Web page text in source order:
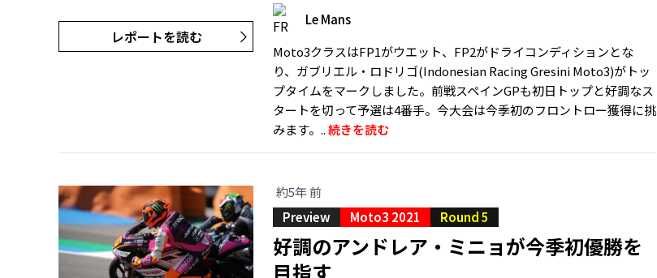
レポートを読む
Le Mans
Moto3クラスはFP1がウエット、FP2がドライコンディションとな
り、ガブリエル・ロドリゴ(Indonesian Racing Gresini Moto3)がトッ
プタイムをマークしました。前戦スペインGPも初日トップと好調なス
タートを切って予選は4番手。今大会は今季初のフロントロー獲得に挑
みます。..続きを読む
約5年 前
Preview
Moto3 2021 Round 5
好調のアンドレア・ミニョが今季初優勝を
目指す